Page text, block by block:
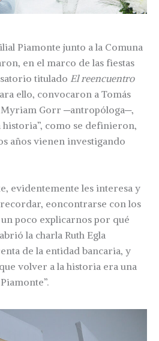
Piamonte junto a la Comuna
en el marco de las fiestas
titulado El reencuentro
ello, convocaron a Tomás
Gorr ─antropóloga─,
historia”, como se definieron,
años vienen investigando
evidentemente les interesa y
eoncontrarse con los
poco explicarnos por qué
la charla Ruth Egla
de la entidad bancaria, y
volver a la historia era una